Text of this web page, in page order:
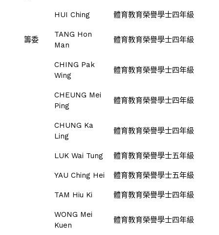
HUI Ching 體育教育榮譽學士四年級
籌委
TANG Hon
Man
體育教育榮譽學士四年級
CHING Pak
Wing
體育教育榮譽學士四年級
CHEUNG Mei
Ping
體育教育榮譽學士四年級
CHUNG Ka
Ling
體育教育榮譽學士四年級
LUK Wai Tung 體育教育榮譽學士五年級
YAU Ching Hei 體育教育榮譽學士五年級
TAM Hiu Ki 體育教育榮譽學士四年級
WONG Mei
Kuen
體育教育榮譽學士四年級